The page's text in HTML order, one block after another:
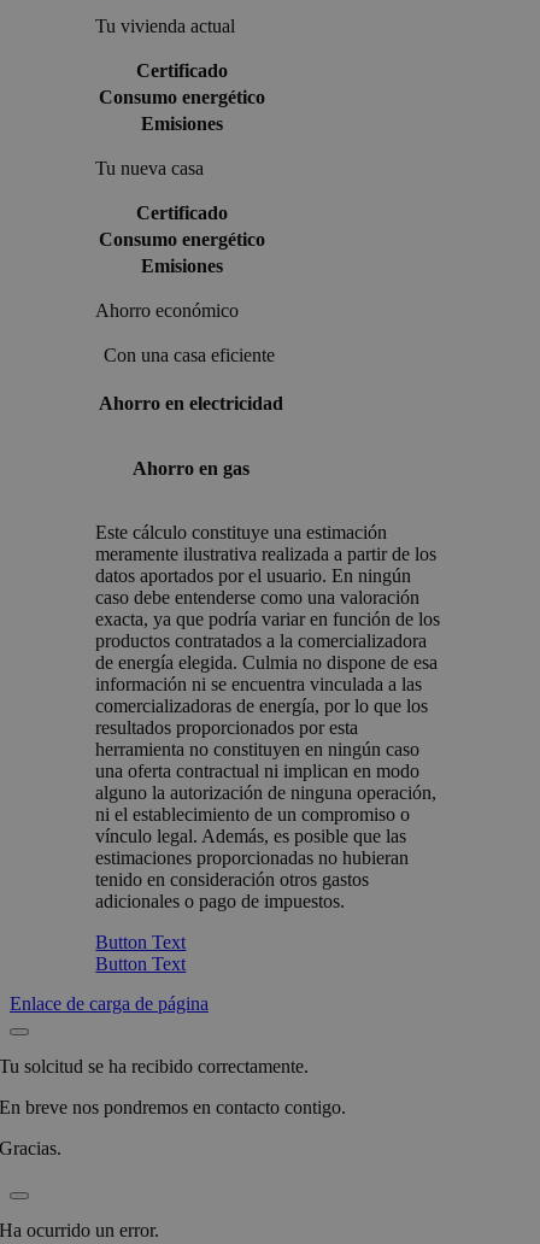
Tu vivienda actual
Certificado
Consumo energético
Emisiones
Tu nueva casa
Certificado
Consumo energético
Emisiones
Ahorro económico
Con una casa eficiente
Ahorro en electricidad
Ahorro en gas
Este cálculo constituye una estimación
meramente ilustrativa realizada a partir de los
datos aportados por el usuario. En ningún
caso debe entenderse como una valoración
exacta, ya que podría variar en función de los
productos contratados a la comercializadora
de energía elegida. Culmia no dispone de esa
información ni se encuentra vinculada a las
comercializadoras de energía, por lo que los
resultados proporcionados por esta
herramienta no constituyen en ningún caso
una oferta contractual ni implican en modo
alguno la autorización de ninguna operación,
ni el establecimiento de un compromiso o
vínculo legal. Además, es posible que las
estimaciones proporcionadas no hubieran
tenido en consideración otros gastos
adicionales o pago de impuestos.
Button Text
Button Text
Enlace de carga de página
Tu solcitud se ha recibido correctamente.
En breve nos pondremos en contacto contigo.
Gracias.
Ha ocurrido un error.